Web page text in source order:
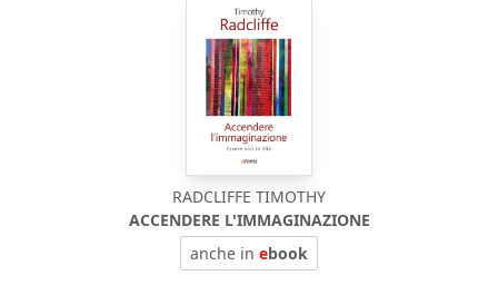
RADCLIFFE TIMOTHY
ACCENDERE L'IMMAGINAZIONE
anche in ebook